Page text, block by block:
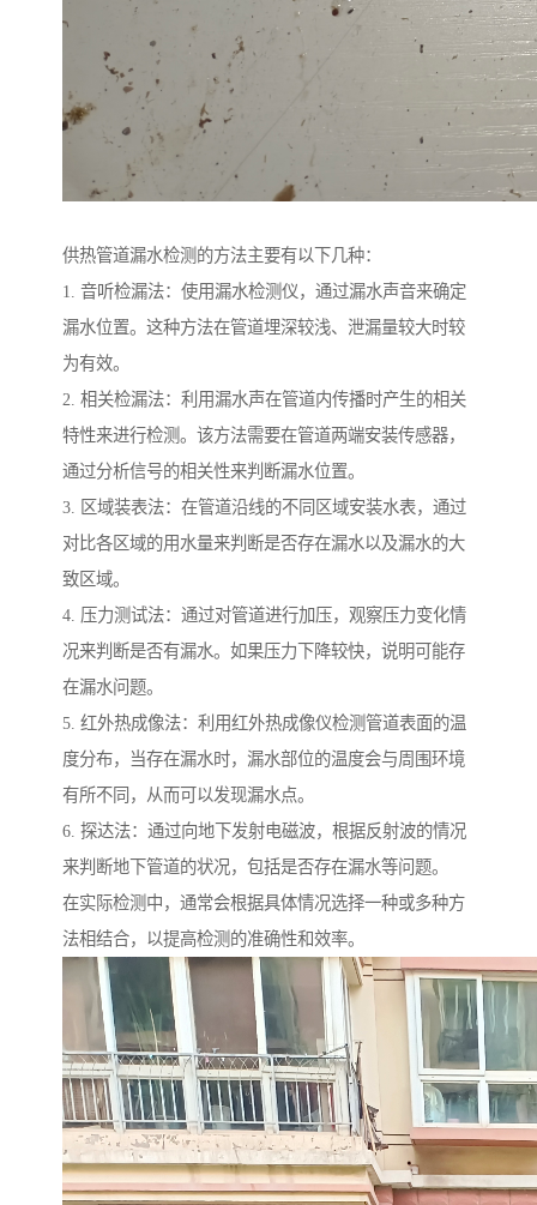
供热管道漏水检测的方法主要有以下几种：
1. 音听检漏法：使用漏水检测仪，通过漏水声音来确定
漏水位置。这种方法在管道埋深较浅、泄漏量较大时较
为有效。
2. 相关检漏法：利用漏水声在管道内传播时产生的相关
特性来进行检测。该方法需要在管道两端安装传感器，
通过分析信号的相关性来判断漏水位置。
3. 区域装表法：在管道沿线的不同区域安装水表，通过
对比各区域的用水量来判断是否存在漏水以及漏水的大
致区域。
4. 压力测试法：通过对管道进行加压，观察压力变化情
况来判断是否有漏水。如果压力下降较快，说明可能存
在漏水问题。
5. 红外热成像法：利用红外热成像仪检测管道表面的温
度分布，当存在漏水时，漏水部位的温度会与周围环境
有所不同，从而可以发现漏水点。
6. 探达法：通过向地下发射电磁波，根据反射波的情况
来判断地下管道的状况，包括是否存在漏水等问题。
在实际检测中，通常会根据具体情况选择一种或多种方
法相结合，以提高检测的准确性和效率。